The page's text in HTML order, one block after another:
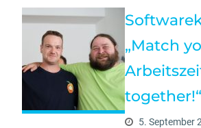
„Match
together!“
5. September